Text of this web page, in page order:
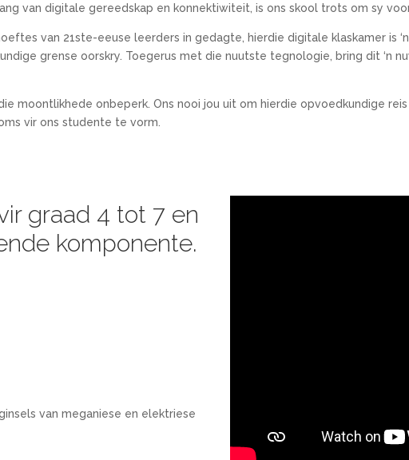
van digitale gereedskap en konnektiwiteit, is ons skool trots om sy
van 21ste-eeuse leerders in gedagte, hierdie digitale klaskamer is
grense oorskry. Toegerus met die nuutste tegnologie, bring dit ‘n
moontlikhede onbeperk. Ons nooi jou uit om hierdie opvoedkundige
vir ons studente te vorm.
graad 4 tot 7 en
komponente.
van meganiese en elektriese